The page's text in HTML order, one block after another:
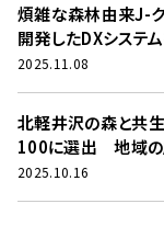
煩雑な森林由来J-
開発したDXシステ
2025.11.08
北軽井沢の森と共生
100に選出 地域の
2025.10.16